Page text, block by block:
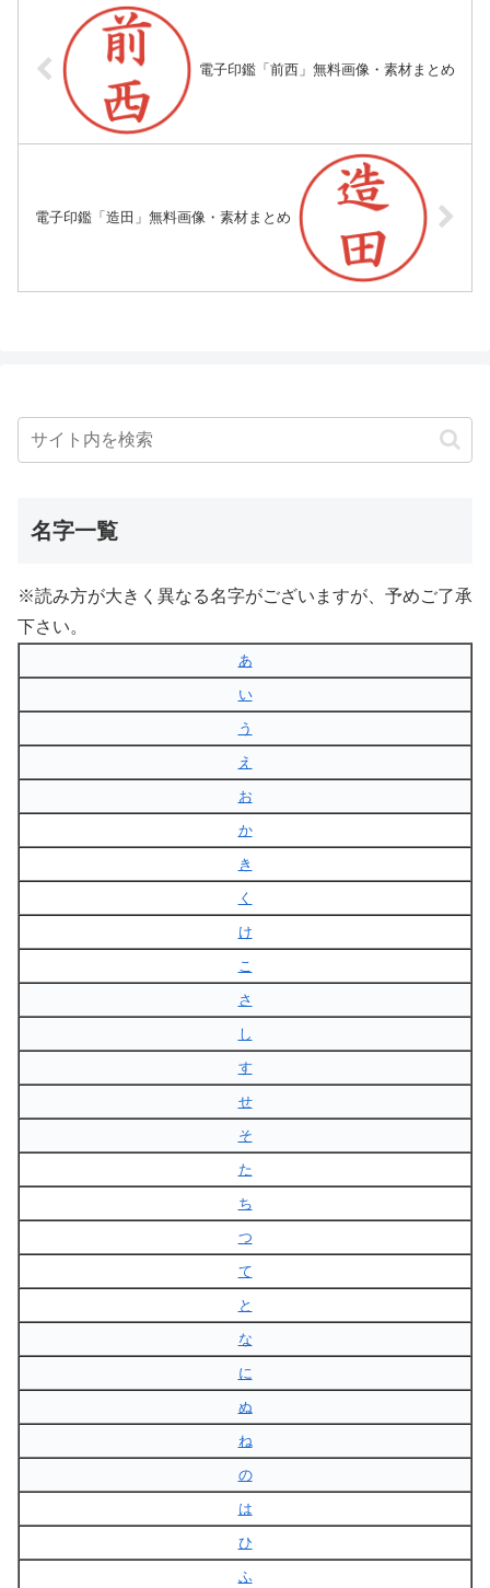
電子印鑑「前西」無料画像・素材まとめ
電子印鑑「造田」無料画像・素材まとめ
名字一覧
※読み方が大きく異なる名字がございますが、予めご了承
下さい。
あ
い
う
え
お
か
き
く
け
こ
さ
し
す
せ
そ
た
ち
つ
て
と
な
に
ぬ
ね
の
は
ひ
ふ